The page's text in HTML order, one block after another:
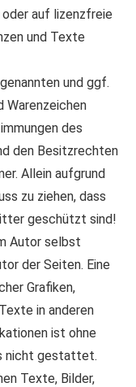
auf lizenzfreie
und Texte
und ggf.
Warenzeichen
des
den Besitzrechten
Allein aufgrund
zu ziehen, dass
geschützt sind!
Autor selbst
der Seiten. Eine
Grafiken,
in anderen
ist ohne
nicht gestattet.
Texte, Bilder,